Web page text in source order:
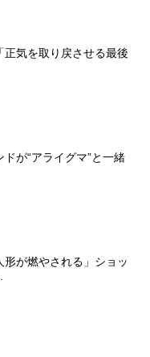
正気を取り戻させる最後
ドが“アライグマ”と一緒
形が燃やされる」ショッ